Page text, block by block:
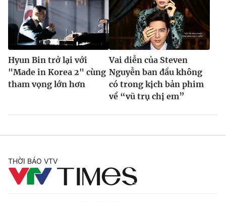
Hyun Bin trở lại với
"Made in Korea 2" cùng
tham vọng lớn hơn
Vai diễn của Steven
Nguyễn ban đầu không
có trong kịch bản phim
về “vũ trụ chị em”
THỜI BÁO VTV